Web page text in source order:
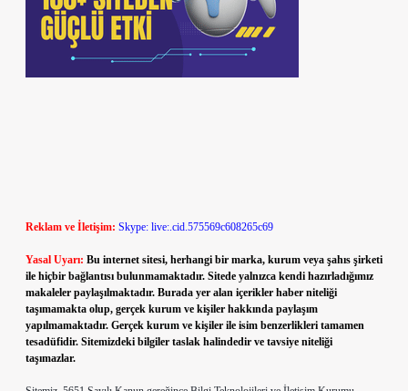
Reklam ve İletişim: Skype: live:.cid.575569c608265c69
Yasal Uyarı: Bu internet sitesi, herhangi bir marka, kurum veya şahıs şirketi
ile hiçbir bağlantısı bulunmamaktadır. Sitede yalnızca kendi hazırladığımız
makaleler paylaşılmaktadır. Burada yer alan içerikler haber niteliği
taşımamakta olup, gerçek kurum ve kişiler hakkında paylaşım
yapılmamaktadır. Gerçek kurum ve kişiler ile isim benzerlikleri tamamen
tesadüfidir. Sitemizdeki bilgiler taslak halindedir ve tavsiye niteliği
taşımazlar.